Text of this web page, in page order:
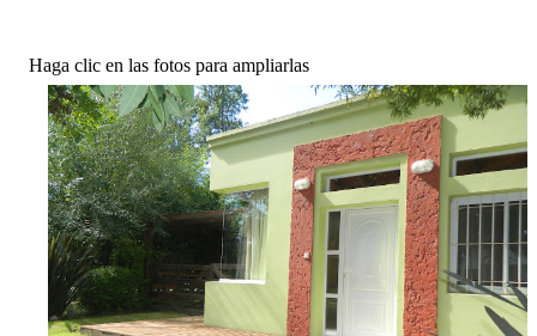
Haga clic en las fotos para ampliarlas